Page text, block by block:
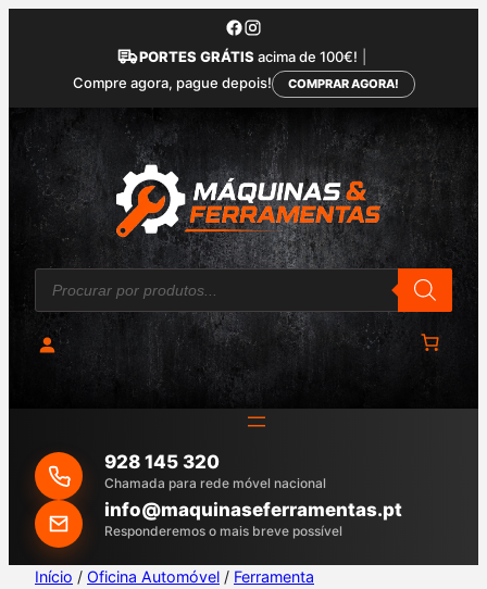
conteúdo
PORTES GRÁTIS acima de 100€!
Compre agora, pague depois!
COMPRAR AGORA!
P
o
u
r
c
h
928 145 320
Chamada para rede móvel nacional
info@maquinaseferramentas.pt
Responderemos o mais breve possível
Início / Oficina Automóvel / Ferramenta